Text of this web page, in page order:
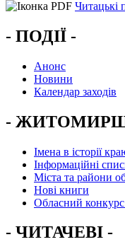
Читацькі
- ПОДІЇ -
Анонс
Новини
Календар заходів
-
Імена в історії
Інформаційні
Міста та райони
Нові книги
Обласний
- ЧИТАЧЕВІ -